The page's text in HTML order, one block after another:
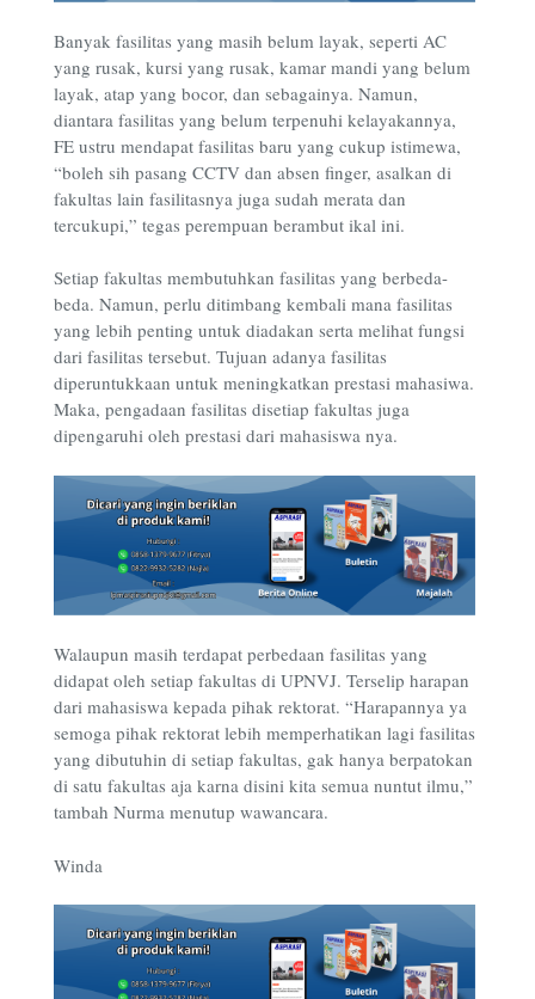
Banyak fasilitas yang masih belum layak, seperti AC
yang rusak, kursi yang rusak, kamar mandi yang belum
layak, atap yang bocor, dan sebagainya. Namun,
diantara fasilitas yang belum terpenuhi kelayakannya,
FE ustru mendapat fasilitas baru yang cukup istimewa,
“boleh sih pasang CCTV dan absen finger, asalkan di
fakultas lain fasilitasnya juga sudah merata dan
tercukupi,” tegas perempuan berambut ikal ini.
Setiap fakultas membutuhkan fasilitas yang berbeda-
beda. Namun, perlu ditimbang kembali mana fasilitas
yang lebih penting untuk diadakan serta melihat fungsi
dari fasilitas tersebut. Tujuan adanya fasilitas
diperuntukkaan untuk meningkatkan prestasi mahasiwa.
Maka, pengadaan fasilitas disetiap fakultas juga
dipengaruhi oleh prestasi dari mahasiswa nya.
Walaupun masih terdapat perbedaan fasilitas yang
didapat oleh setiap fakultas di UPNVJ. Terselip harapan
dari mahasiswa kepada pihak rektorat. “Harapannya ya
semoga pihak rektorat lebih memperhatikan lagi fasilitas
yang dibutuhin di setiap fakultas, gak hanya berpatokan
di satu fakultas aja karna disini kita semua nuntut ilmu,”
tambah Nurma menutup wawancara.
Winda